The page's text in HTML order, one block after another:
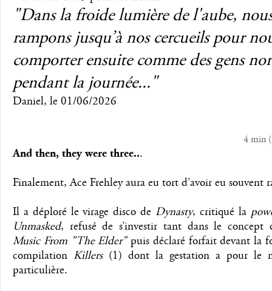
"Dans la froide lumière de l'aube,
rampons jusqu’à nos cercueils pour
comporter ensuite comme des gens
pendant la journée..."
Daniel, le 01/06/2026
4 min(
And then, they were three...
Finalement, Ace Frehley aura eu tort d’avoir eu souvent
Il a déploré le virage disco de Dynasty, critiqué la
Unmasked, refusé de s’investir tant dans le concept
Music From "The Elder"puis déclaré forfait devant la
compilation Killers(1) dont la gestation a pour le
particulière.